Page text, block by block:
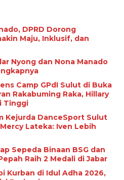
DPRD Dorong
Maju, Inklusif, dan
Nyong dan Nona Manado
Camp GPdI Sulut di Buka
Rakabuming Raka, Hillary
Tinggi
Kejurda DanceSport Sulut
Lateka: Iven Lebih
Sepeda Binaan BSG dan
Raih 2 Medali di Jabar
Kurban di Idul Adha 2026,